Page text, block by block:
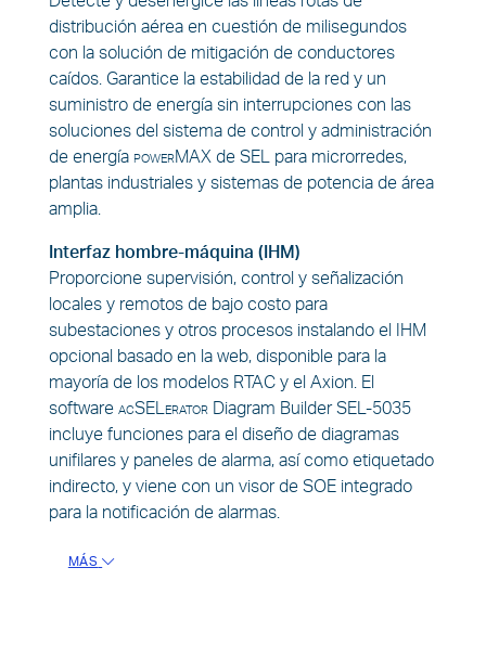
distribución aérea en cuestión de milisegundos
con la solución de mitigación de conductores
caídos. Garantice la estabilidad de la red y un
suministro de energía sin interrupciones con las
soluciones del sistema de control y administración
de energía powerMAX de SEL para microrredes,
plantas industriales y sistemas de potencia de área
amplia.
Interfaz hombre-máquina (IHM)
Proporcione supervisión, control y señalización
locales y remotos de bajo costo para
subestaciones y otros procesos instalando el IHM
opcional basado en la web, disponible para la
mayoría de los modelos RTAC y el Axion. El
software acSELeratorDiagram Builder SEL-5035
incluye funciones para el diseño de diagramas
unifilares y paneles de alarma, así como etiquetado
indirecto, y viene con un visor de SOE integrado
para la notificación de alarmas.
MÁS